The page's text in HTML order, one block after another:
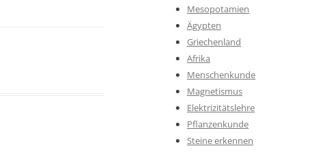
Mesopotamien
Ägypten
Griechenland
Afrika
Menschenkunde
Magnetismus
Elektrizitätslehre
Pflanzenkunde
Steine erkennen